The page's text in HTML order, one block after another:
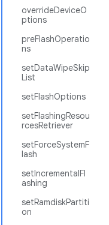
overrideDeviceO
ptions
preFlashOperatio
ns
setDataWipeSkip
List
setFlashOptions
setFlashingResou
rcesRetriever
setForceSystemF
lash
setIncrementalFl
ashing
setRamdiskPartiti
on